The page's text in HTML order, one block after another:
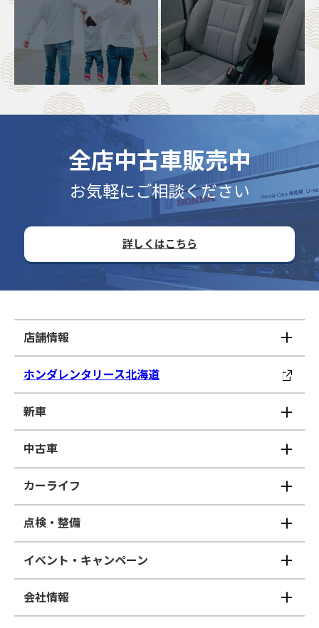
全店中古車販売中
お気軽にご相談ください
詳しくはこちら
店舗情報
ホンダレンタリース北海道
新車
中古車
カーライフ
点検・整備
イベント・キャンペーン
会社情報